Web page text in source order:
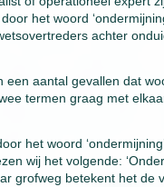
het woord
achter
aantal gevallen dat
termen graag met
het woord
wij het volgende:
grofweg betekent het